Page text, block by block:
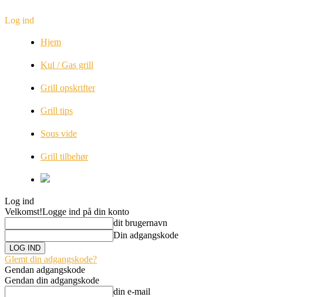
Log ind
Hjem
Kul / Gas grill
Grill opskrifter
Grill tips
Sous vide
Grill tilbehør
Log ind
Velkomst!Logge ind på din konto
dit brugernavn
Din adgangskode
Glemt din adgangskode?
Gendan adgangskode
Gendan din adgangskode
din e-mail